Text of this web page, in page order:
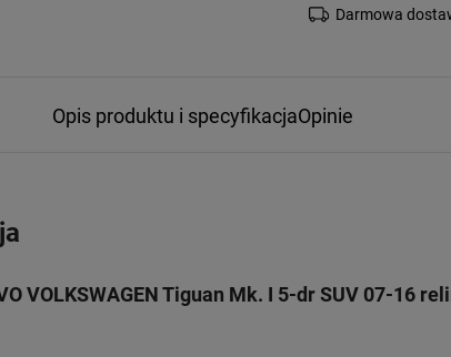
Darmowa
Opis produktu i specyfikacjaOpinie
VOLKSWAGEN Tiguan Mk. I 5-dr SUV 07-16